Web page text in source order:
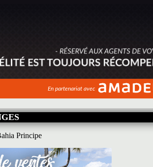
En partenariat avec